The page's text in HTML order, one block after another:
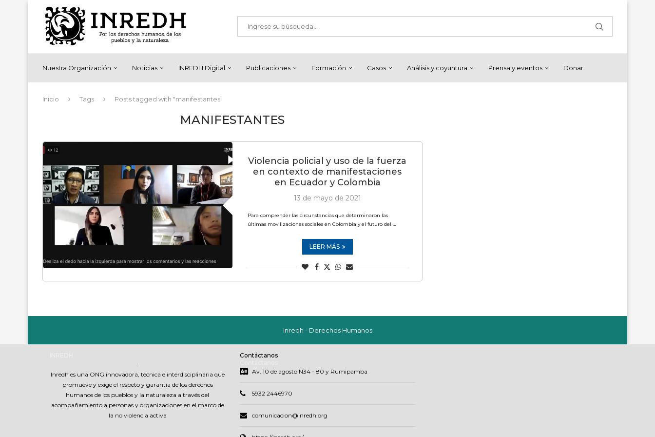
Nuestra Organización Noticias INREDH Digital Publicaciones Formación Casos Análisis y coyuntura Prensa y eventos Donar
Inicio Tags Posts tagged with "manifestantes"
MANIFESTANTES
Violencia policial y uso de la fuerza
en contexto de manifestaciones
en Ecuador y Colombia
13 de mayo de 2021
Para comprender las circunstancias que determinaron las
últimas movilizaciones sociales en Colombia y el futuro del …
LEER MÁS
Inredh - Derechos Humanos
.
Inredh es una ONG innovadora, técnica e interdisciplinaria que
promueve y exige el respeto y garantia de los derechos
humanos de los pueblos y la naturaleza a través del
acompañamiento a personas y organizaciones en el marco de
la no violencia activa
Contáctanos
Av. 10 de agosto N34 - 80 y Rumipamba
5932 2446970
comunicacion@inredh.org